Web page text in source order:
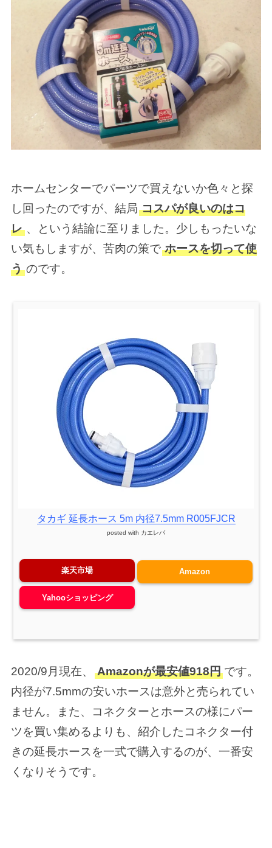
ホームセンターでパーツで買えないか色々と探
し回ったのですが、結局 コスパが良いのはコ
レ 、という結論に至りました。少しもったいな
い気もしますが、苦肉の策で ホースを切って使
う のです。
タカギ 延長ホース 5m 内径7.5mm R005FJCR
posted with カエレバ
楽天市場 Amazon
Yahooショッピング
2020/9月現在、 Amazonが最安値918円 です。
内径が7.5mmの安いホースは意外と売られてい
ません。また、コネクターとホースの様にパー
ツを買い集めるよりも、紹介したコネクター付
きの延長ホースを一式で購入するのが、一番安
くなりそうです。